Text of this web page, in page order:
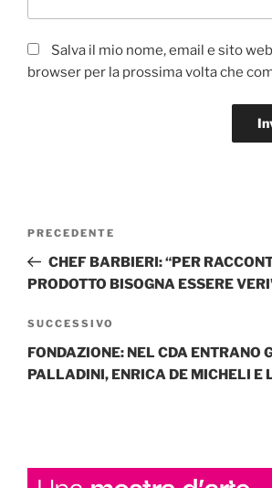
Salva il mio nome, email e sito
browser per la prossima volta che
Articolo
precedente:
PRECEDENTE
CHEF BARBIERI: “PER
PRODOTTO BISOGNA ESSERE
Articolo
successivo
SUCCESSIVO
FONDAZIONE: NEL CDA ENTRANO
PALLADINI, ENRICA DE MICHELI E